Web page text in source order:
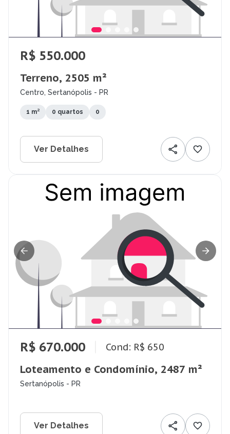
R$ 550.000
Terreno, 2505 m²
Centro, Sertanópolis - PR
1 m² 0 quartos 0
Ver Detalhes
R$ 670.000 Cond: R$ 650
Loteamento e Condomínio, 2487 m²
Sertanópolis - PR
Ver Detalhes